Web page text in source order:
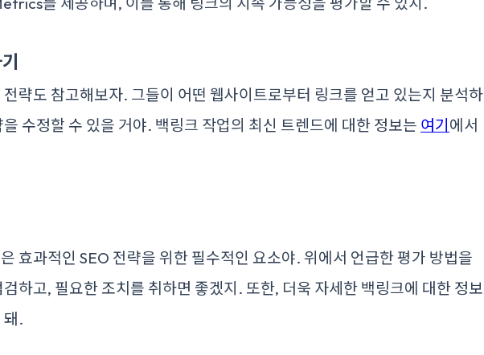
략도 참고해보자. 그들이 어떤 웹사이트로부터 링크를 얻고 있는지 분석하
수정할 수 있을 거야. 백링크 작업의 최신 트렌드에 대한 정보는 여기 에서
효과적인 SEO 전략을 위한 필수적인 요소야. 위에서 언급한 평가 방법을
하고, 필요한 조치를 취하면 좋겠지. 또한, 더욱 자세한 백링크에 대한 정보
돼.